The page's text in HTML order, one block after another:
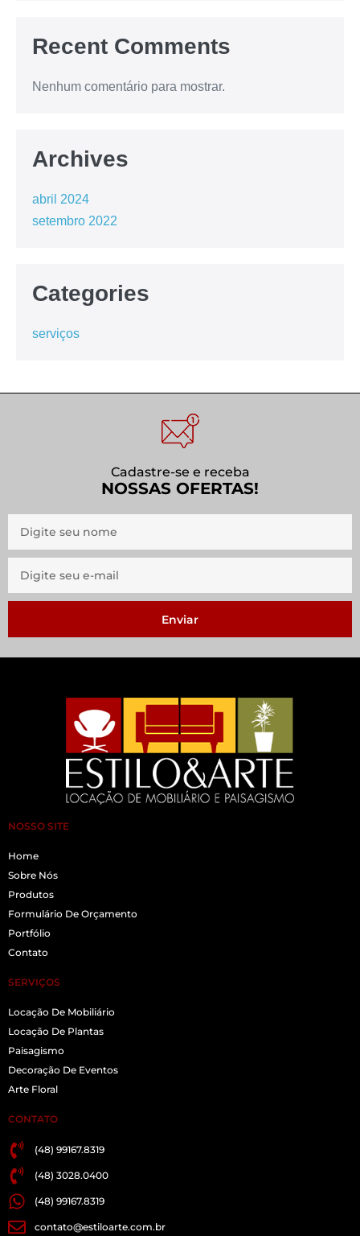
Recent Comments
Nenhum comentário para mostrar.
Archives
abril 2024
setembro 2022
Categories
serviços
Cadastre-se e receba
NOSSAS OFERTAS!
Enviar
NOSSO SITE
Home
Sobre Nós
Produtos
Formulário De Orçamento
Portfólio
Contato
SERVIÇOS
Locação De Mobiliário
Locação De Plantas
Paisagismo
Decoração De Eventos
Arte Floral
CONTATO
(48) 99167.8319
(48) 3028.0400
(48) 99167.8319
contato@estiloarte.com.br